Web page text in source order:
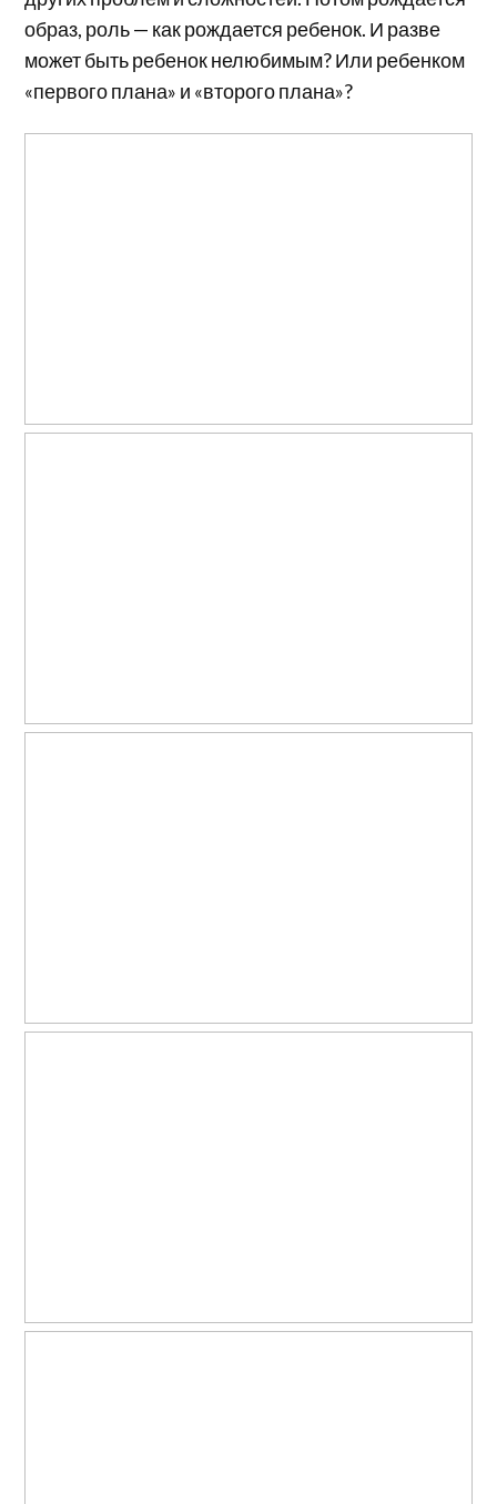
образ, роль — как рождается ребенок. И разве
может быть ребенок нелюбимым? Или ребенком
«первого плана» и «второго плана»?